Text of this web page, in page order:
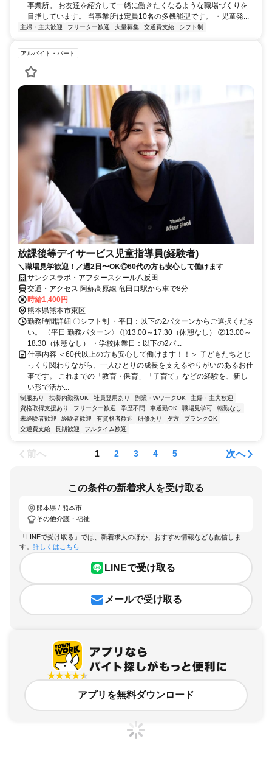
事業所。 お友達を紹介して一緒に働きたくなるような職場づくりを
目指しています。 当事業所は定員10名の多機能型です。 ・児童発...
主婦・主夫歓迎 フリーター歓迎 大量募集 交通費支給 シフト制
アルバイト・パート
放課後等デイサービス児童指導員(経験者)
＼職場見学歓迎！／週2日〜OK◎60代の方も安心して働けます
サンクスラボ・アフタースクール八反田
交通・アクセス 阿蘇高原線 竜田口駅から車で8分
時給1,400円
熊本県熊本市東区
勤務時間詳細 〇シフト制 ・平日：以下の2パターンからご選択くださ
い。 〈平日 勤務パターン〉 ①13:00～17:30（休憩なし） ②13:00～
18:30（休憩なし） ・学校休業日：以下の2パ...
仕事内容 ＜60代以上の方も安心して働けます！！＞ 子どもたちとじ
っくり関わりながら、一人ひとりの成長を支えるやりがいのあるお仕
事です。 これまでの「教育・保育」「子育て」などの経験を、新し
い形で活か...
制服あり 扶養内勤務OK 社員登用あり 副業・WワークOK
主婦・主夫歓迎
資格取得支援あり
フリーター歓迎 学歴不問 車通勤OK 職場見学可
転勤なし
未経験者歓迎
経験者歓迎 有資格者歓迎 研修あり 夕方
ブランクOK
交通費支給
長期歓迎 フルタイム歓迎
前へ 1 2 3 4 5 次へ
この条件の新着求人を受け取る
熊本県 / 熊本市
その他介護・福祉
「LINEで受け取る」では、新着求人のほか、おすすめ情報なども配信しま
す。 詳しくはこちら
LINEで受け取る
メールで受け取る
アプリを無料ダウンロード